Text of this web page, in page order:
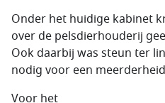
Onder het huidige kabinet
over de pelsdierhouderij
Ook daarbij was steun ter
nodig voor een
Voor het